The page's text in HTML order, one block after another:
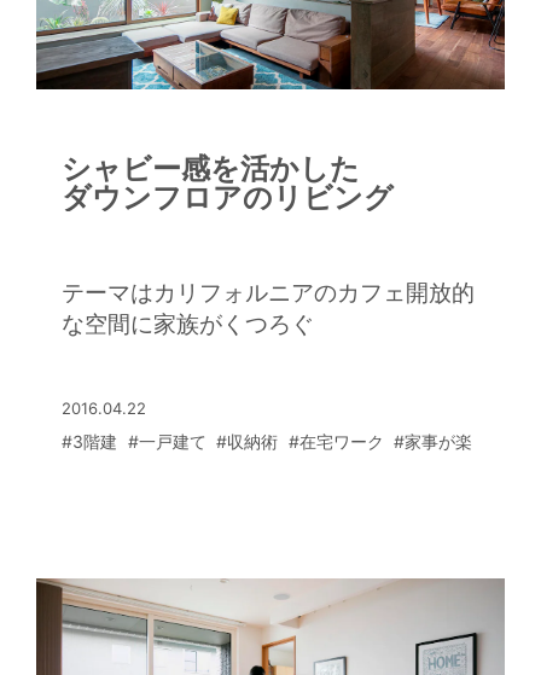
シャビー感を活かした
ダウンフロアのリビング
テーマはカリフォルニアのカフェ開放的
な空間に家族がくつろぐ
2016.04.22
#3階建 #一戸建て #収納術 #在宅ワーク #家事が楽